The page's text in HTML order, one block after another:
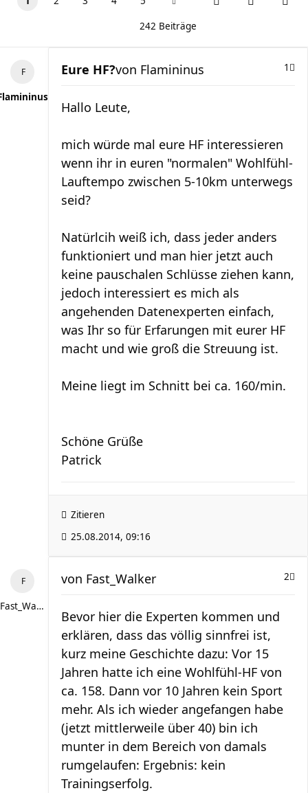
242 Beiträge
Eure HF? 1
von Flamininus
Hallo Leute,
mich würde mal eure HF interessieren
wenn ihr in euren "normalen" Wohlfühl-
Lauftempo zwischen 5-10km unterwegs
seid?
Natürlcih weiß ich, dass jeder anders
funktioniert und man hier jetzt auch
keine pauschalen Schlüsse ziehen kann,
jedoch interessiert es mich als
angehenden Datenexperten einfach,
was Ihr so für Erfarungen mit eurer HF
macht und wie groß die Streuung ist.
Meine liegt im Schnitt bei ca. 160/min.
Schöne Grüße
Patrick
Zitieren
25.08.2014, 09:16
Fast_Walker
2
von Fast_Walker
Bevor hier die Experten kommen und
erklären, dass das völlig sinnfrei ist,
kurz meine Geschichte dazu: Vor 15
Jahren hatte ich eine Wohlfühl-HF von
ca. 158. Dann vor 10 Jahren kein Sport
mehr. Als ich wieder angefangen habe
(jetzt mittlerweile über 40) bin ich
munter in dem Bereich von damals
rumgelaufen: Ergebnis: kein
Trainingserfolg.